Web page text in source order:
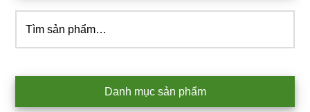
kiếm:
Danh mục sản phẩm